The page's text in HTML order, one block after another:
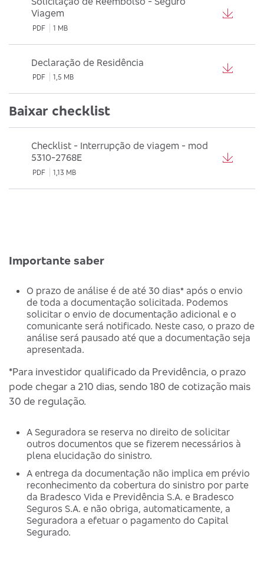
Viagem
PDF 1 MB
Declaração de Residência
PDF 1,5 MB
Baixar checklist
Checklist - Interrupção de viagem - mod
5310-2768E
PDF 1,13 MB
Importante saber
O prazo de análise é de até 30 dias* após o envio
de toda a documentação solicitada. Podemos
solicitar o envio de documentação adicional e o
comunicante será notificado. Neste caso, o prazo de
análise será pausado até que a documentação seja
apresentada.
*Para investidor qualificado da Previdência, o prazo
pode chegar a 210 dias, sendo 180 de cotização mais
30 de regulação.
A Seguradora se reserva no direito de solicitar
outros documentos que se fizerem necessários à
plena elucidação do sinistro.
A entrega da documentação não implica em prévio
reconhecimento da cobertura do sinistro por parte
da Bradesco Vida e Previdência S.A. e Bradesco
Seguros S.A. e não obriga, automaticamente, a
Seguradora a efetuar o pagamento do Capital
Segurado.